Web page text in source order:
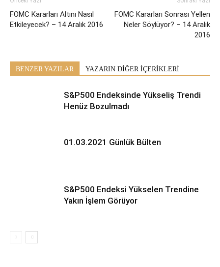
FOMC Kararları Altını Nasıl
Etkileyecek? – 14 Aralık 2016
FOMC Kararları Sonrası Yellen
Neler Söylüyor? – 14 Aralık
2016
BENZER YAZILAR YAZARIN DİĞER İÇERİKLERİ
S&P500 Endeksinde Yükseliş Trendi
Henüz Bozulmadı
01.03.2021 Günlük Bülten
S&P500 Endeksi Yükselen Trendine
Yakın İşlem Görüyor